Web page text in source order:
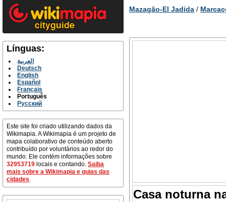
Línguas:
العربية
Deutsch
English
Español
Français
Português
Русский
Este site foi criado utilizando dados da
Wikimapia. A Wikimapia é um projeto de
mapa colaborativo de conteúdo aberto
contribuído por voluntários ao redor do
mundo. Ele contém informações sobre
32953719 locais e contando.Saiba
mais sobre a Wikimapia e guias das
cidades.
Mazagão-El Jadida /
Casa noturna